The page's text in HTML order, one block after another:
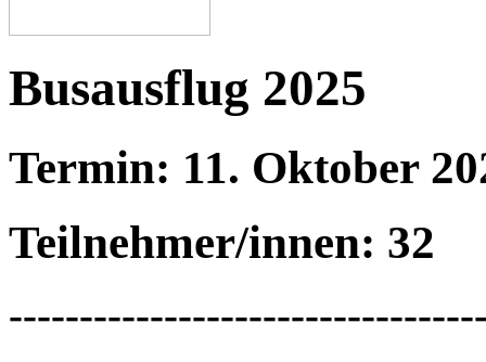
Busausflug 2025
Termin: 11. Oktober
Teilnehmer/innen: 32